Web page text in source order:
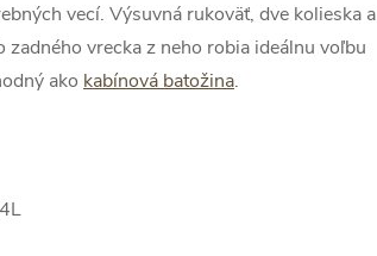
vecí. Výsuvná rukoväť, dve kolieska a
vrecka z neho robia ideálnu voľbu
ako kabínová batožina.